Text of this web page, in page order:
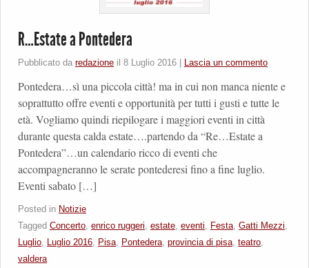
R…Estate a Pontedera
Pubblicato da redazione il 8 Luglio 2016 Lascia un commento
Pontedera…sì una piccola città! ma in cui non manca niente e
soprattutto offre eventi e opportunità per tutti i gusti e tutte le
età. Vogliamo quindi riepilogare i maggiori eventi in città
durante questa calda estate….partendo da “Re…Estate a
Pontedera”…un calendario ricco di eventi che
accompagneranno le serate pontederesi fino a fine luglio.
Eventi sabato […]
Posted in Notizie
Tagged Concerto, enrico ruggeri, estate, eventi, Festa, Gatti Mezzi,
Luglio, Luglio 2016, Pisa, Pontedera, provincia di pisa, teatro,
valdera